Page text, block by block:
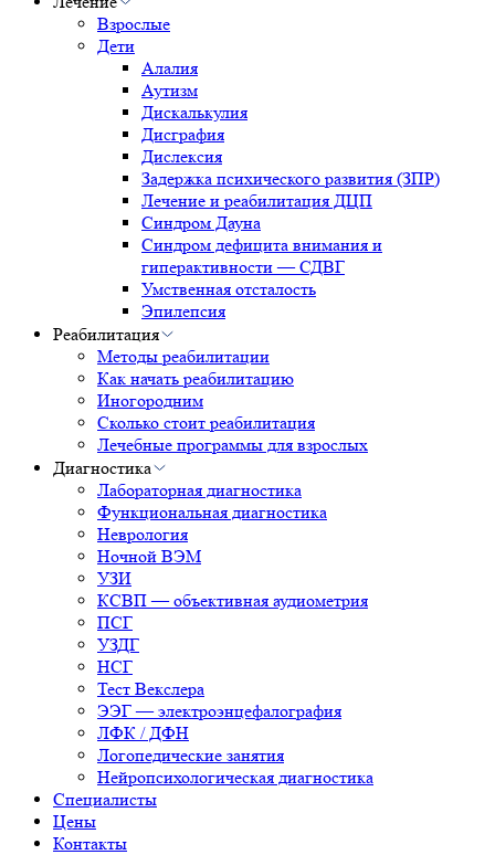
Взрослые
Дети
Алалия
Аутизм
Дискалькулия
Дисграфия
Дислексия
Задержка психического развития (ЗПР)
Лечение и реабилитация ДЦП
Синдром Дауна
Синдром дефицита внимания и
гиперактивности — СДВГ
Умственная отсталость
Эпилепсия
Реабилитация
Методы реабилитации
Как начать реабилитацию
Иногородним
Сколько стоит реабилитация
Лечебные программы для взрослых
Диагностика
Лабораторная диагностика
Функциональная диагностика
Неврология
Ночной ВЭМ
УЗИ
КСВП — объективная аудиометрия
ПСГ
УЗДГ
НСГ
Тест Векслера
ЭЭГ — электроэнцефалография
ЛФК / ДФН
Логопедические занятия
Нейропсихологическая диагностика
Специалисты
Цены
Контакты